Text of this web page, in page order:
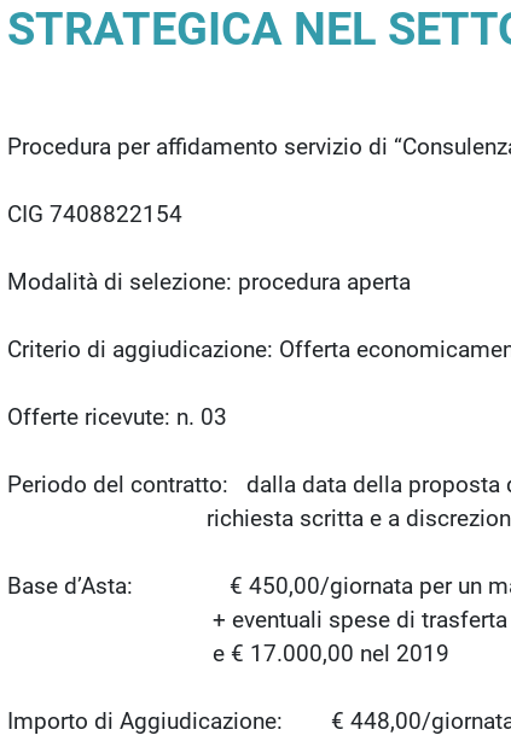
STRATEGICA NEL
Procedura per affidamento servizio di
CIG 7408822154
Modalità di selezione: procedura aperta
Criterio di aggiudicazione: Offerta
Offerte ricevute: n. 03
Periodo del contratto: dalla data della
richiesta scritta e a discrezione di
Base d’Asta: € 450,00/giornata per un
+ eventuali spese di trasferta di €
e € 17.000,00 nel 2019
Importo di Aggiudicazione: € 448,00/